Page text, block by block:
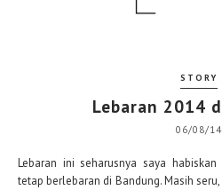
STORY
Lebaran 2014
06/08/14
Lebaran ini seharusnya saya
tetap berlebaran di Bandung. Masih